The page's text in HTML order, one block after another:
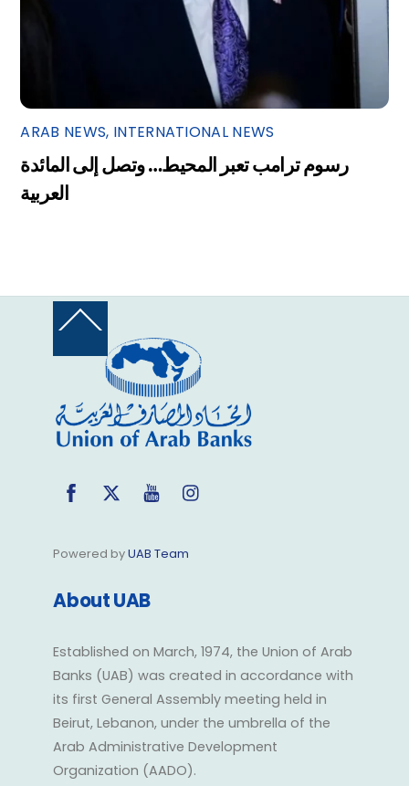
ARAB NEWS, INTERNATIONAL NEWS
رسوم ترامب تعبر المحيط… وتصل إلى المائدة
العربية
Back
Top
FacebookTwitter YouTube
Powered byUAB Team
About UAB
Established on March, 1974, the Union of Arab
Banks (UAB) was created in accordance with
its first General Assembly meeting held in
Beirut, Lebanon, under the umbrella of the
Arab Administrative Development
Organization (AADO).